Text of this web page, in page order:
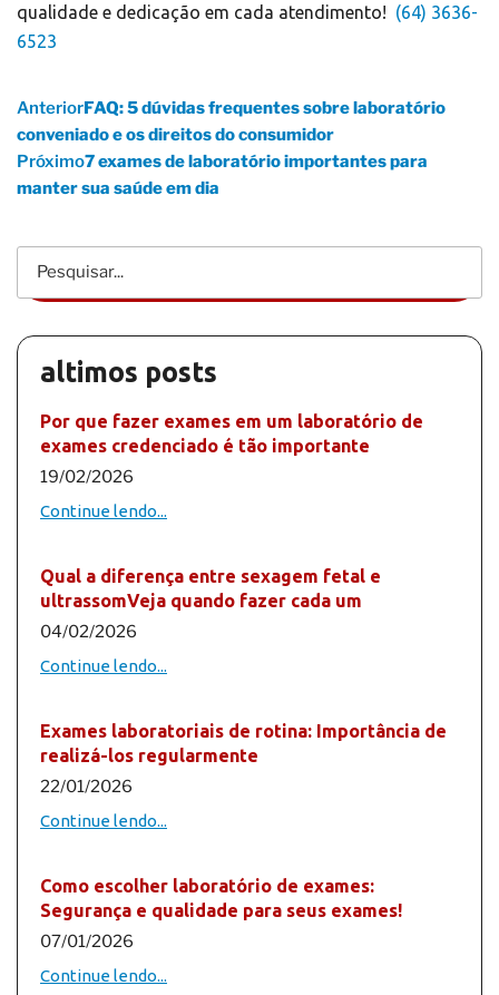
qualidade e dedicação em cada atendimento! (64) 3636-
6523
AnteriorFAQ: 5 dúvidas frequentes sobre laboratório
conveniado e os direitos do consumidor
Próximo7 exames de laboratório importantes para
manter sua saúde em dia
altimos posts
Por que fazer exames em um laboratório de
exames credenciado é tão importante
19/02/2026
Continue lendo...
Qual a diferença entre sexagem fetal e
ultrassomVeja quando fazer cada um
04/02/2026
Continue lendo...
Exames laboratoriais de rotina: Importância de
realizá-los regularmente
22/01/2026
Continue lendo...
Como escolher laboratório de exames:
Segurança e qualidade para seus exames!
07/01/2026
Continue lendo...